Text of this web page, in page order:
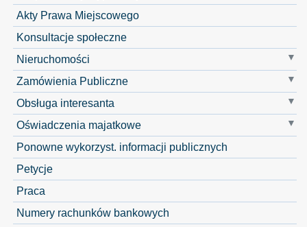
Akty Prawa Miejscowego
Konsultacje społeczne
Nieruchomości
Zamówienia Publiczne
Obsługa interesanta
Oświadczenia majatkowe
Ponowne wykorzyst. informacji publicznych
Petycje
Praca
Numery rachunków bankowych